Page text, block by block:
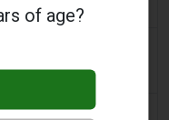
件电子烟制品
太多了
2 days ago
of age?